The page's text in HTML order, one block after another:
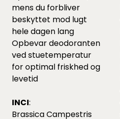
mens du forbliver
beskyttet mod lugt
hele dagen lang
Opbevar deodoranten
ved stuetemperatur
for optimal friskhed og
levetid
INCI:
Brassica Campestris